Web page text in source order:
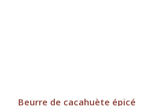
Beurre de cacahuète épicé